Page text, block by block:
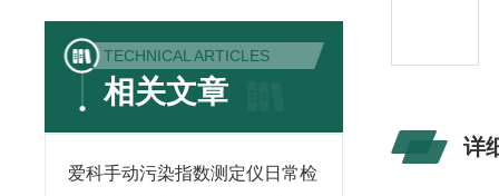
TECHNICAL ARTICLES
相关文章
爱科手动污染指数测定仪日常检
详